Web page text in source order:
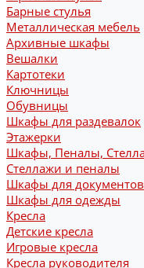
Барные стулья
Металлическая мебель
Архивные шкафы
Вешалки
Картотеки
Ключницы
Обувницы
Шкафы для раздевалок
Этажерки
Шкафы, Пеналы,
Стеллажи и пеналы
Шкафы для документов
Шкафы для одежды
Кресла
Детские кресла
Игровые кресла
Кресла руководителя